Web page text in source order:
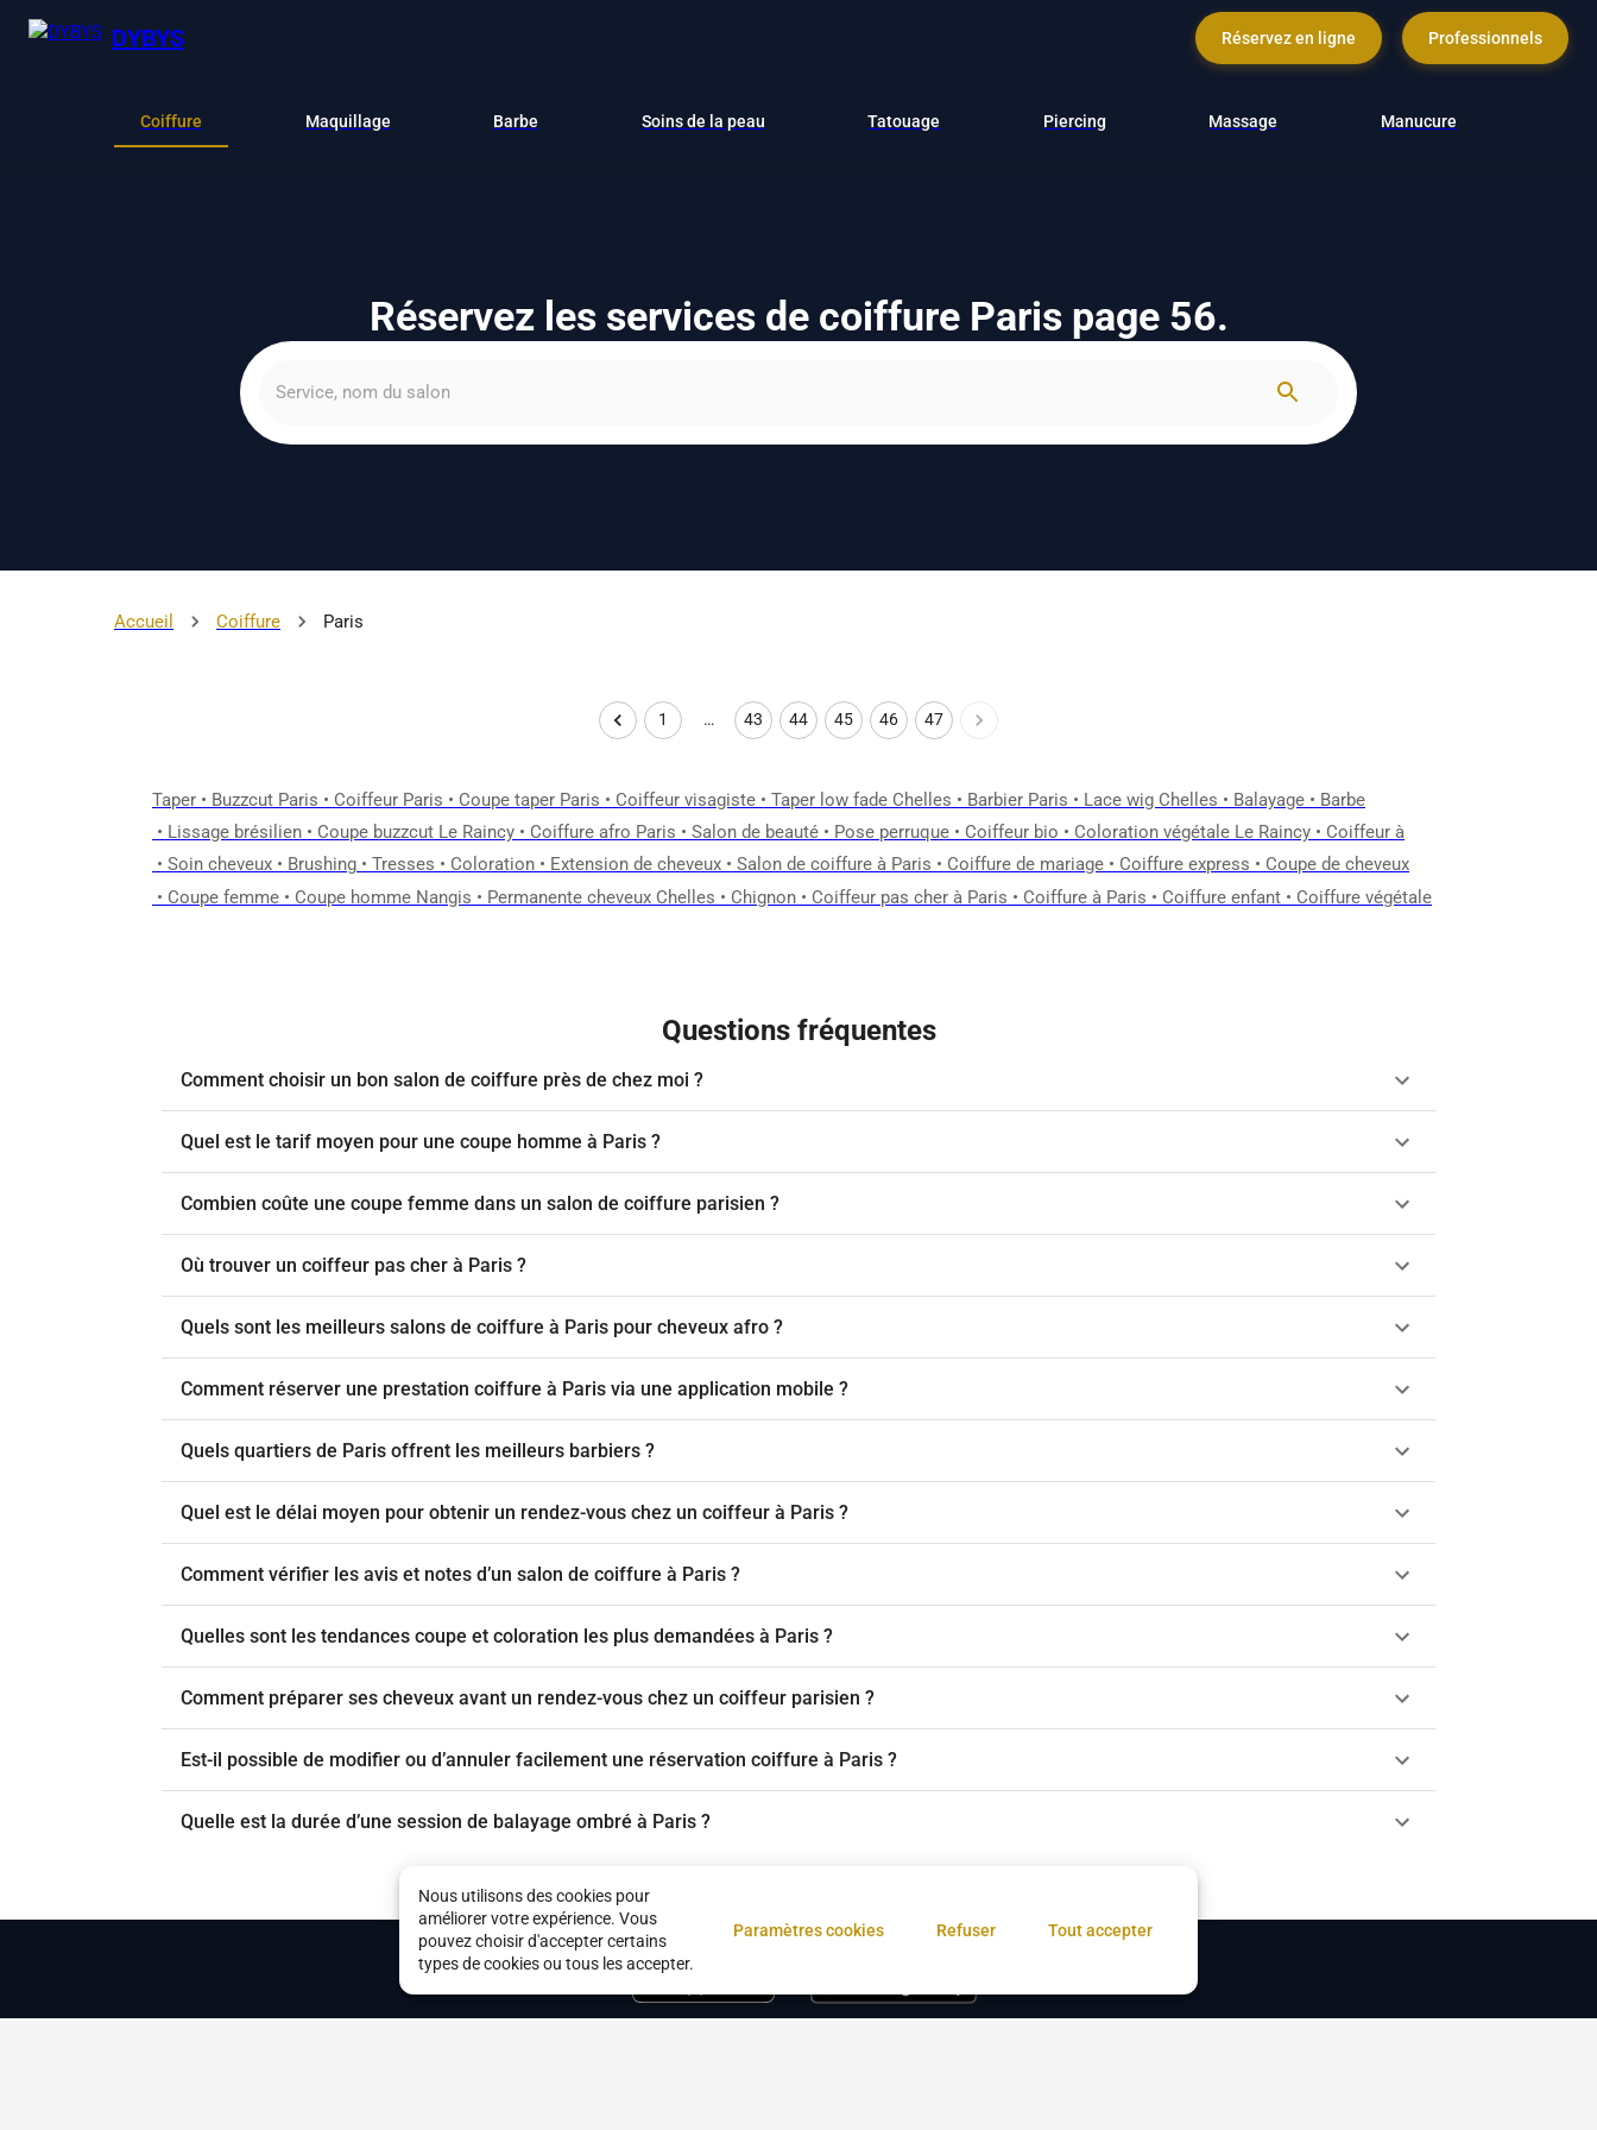
DYBYS Réservez en ligne Professionnels
Coiffure Maquillage Barbe Soins de la peau Tatouage Piercing Massage Manucure
Réservez les services de coiffure Paris page 56.
Accueil Coiffure Paris
1 … 43 44 45 46 47
Taper • Buzzcut Paris • Coiffeur Paris • Coupe taper Paris • Coiffeur visagiste • Taper low fade Chelles • Barbier Paris • Lace wig Chelles • Balayage • Barbe
• Lissage brésilien • Coupe buzzcut Le Raincy • Coiffure afro Paris • Salon de beauté • Pose perruque • Coiffeur bio • Coloration végétale Le Raincy • Coiffeur à
• Soin cheveux • Brushing • Tresses • Coloration • Extension de cheveux • Salon de coiffure à Paris • Coiffure de mariage • Coiffure express • Coupe de cheveux
• Coupe femme • Coupe homme Nangis • Permanente cheveux Chelles • Chignon • Coiffeur pas cher à Paris • Coiffure à Paris • Coiffure enfant • Coiffure végétale
Questions fréquentes
Comment choisir un bon salon de coiffure près de chez moi ?
Quel est le tarif moyen pour une coupe homme à Paris ?
Combien coûte une coupe femme dans un salon de coiffure parisien ?
Où trouver un coiffeur pas cher à Paris ?
Quels sont les meilleurs salons de coiffure à Paris pour cheveux afro ?
Comment réserver une prestation coiffure à Paris via une application mobile ?
Quels quartiers de Paris offrent les meilleurs barbiers ?
Quel est le délai moyen pour obtenir un rendez-vous chez un coiffeur à Paris ?
Comment vérifier les avis et notes d’un salon de coiffure à Paris ?
Quelles sont les tendances coupe et coloration les plus demandées à Paris ?
Comment préparer ses cheveux avant un rendez-vous chez un coiffeur parisien ?
Est-il possible de modifier ou d’annuler facilement une réservation coiffure à Paris ?
Quelle est la durée d’une session de balayage ombré à Paris ?
Nous utilisons des cookies pour
améliorer votre expérience. Vous
pouvez choisir d'accepter certains
types de cookies ou tous les accepter.
Paramètres cookies Refuser Tout accepter